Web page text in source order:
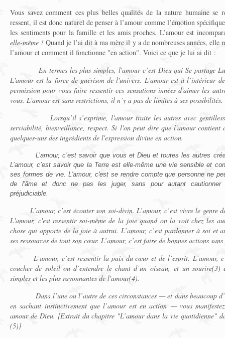
Vous savez comment ces plus belles qualités de la nature humaine se
ressent, il est donc naturel de penser à l’amour comme l’émotion
les sentiments pour la famille et les amis proches. L’amour est
elle-même ! Quand je l’ai dit à ma mère il y a de nombreuses années, elle
l’amour et comment il fonctionne "en action". Voici ce que je lui ai dit :
En termes les plus simples, l'amour c’est Dieu qui Se partage Lui-
L'amour est la force de guérison de l'univers. L'amour est à l’intérieur
permission pour vous faire ressentir ces sensations innées d'aimer les
vous. L'amour est sans restrictions, il n’y a pas de limites à ses possibilités.
Lorsqu’il s’exprime, l'amour traite les autres avec gentillesse,
serviabilité, bienveillance, respect. Si l'on peut dire que l'amour contient
quelques-uns des ingrédients de l'expression divine en action.
L’amour, c’est savoir que vous et Dieu et toutes les autres
L’amour, c’est savoir que la Terre est elle-même une vie sensible et
ses formes de vie. L'amour, c'est se rendre compte que personne ne
de l'âme et donc ne pas les juger, sans pour autant cautionner
préjudiciable.
L’amour, c’est écouter son soi-divin. L’amour, c’est vivre le genre
L'amour, c'est ressentir soi-même de la joie quand on la voit chez les
chose qui apporte de la joie à autrui. L’amour, c’est pardonner à soi et
ses ressources de tout son cœur. L’amour, c’est faire de bonnes actions
L’amour, c’est ressentir la paix du cœur et de l’esprit. L’amour,
coucher de soleil ou d’entendre le chant d’un oiseau, et un sourire(3)
simples et les plus rayonnantes de l'amour(4).
Dans l’une ou l’autre de ces circonstances — et dans beaucoup
en sachant instinctivement que l’amour est en action — vous
amour de Dieu. [Extrait du chapitre "L’amour dans la vie quotidienne"
(5)]